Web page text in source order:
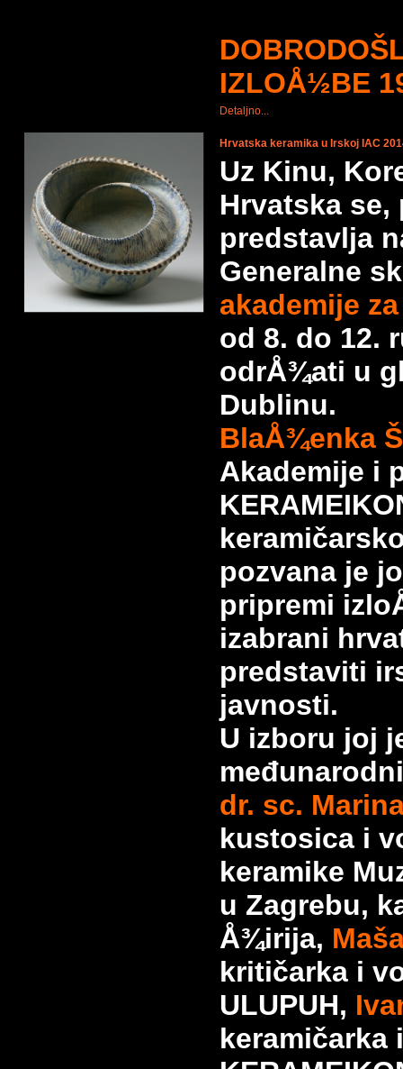
IZLOÅ½BE
Detaljno...
Hrvatska keramika u Irskoj IAC
Uz Kinu,
Hrvatska
predstavlja
Generalne
akademije
od 8. do 12.
odrÅ¾ati u
Dublinu.
BlaÅ¾enka
Akademije i
pozvana je
pripremi
izabrani
predstaviti
javnosti.
U izboru joj
dr. sc.
kustosica i
keramike
u Zagrebu,
Å¾irija,
kritičarka i
ULUPUH,
keramičarka